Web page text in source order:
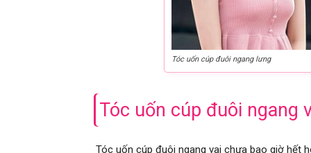
Tóc uốn cúp đuôi ngang lưng
Tóc uốn cúp đuôi ngang
Tóc uốn cúp đuôi ngang vai chưa bao giờ hết